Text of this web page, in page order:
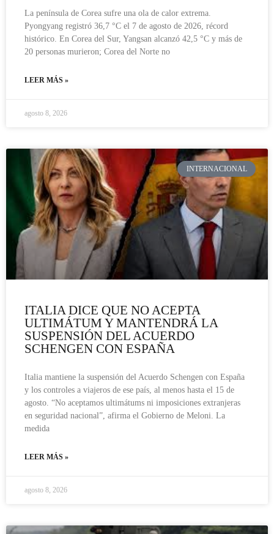
La península de Corea sufre una ola de calor extrema.
Pyongyang registró 36,7 °C el 7 de agosto de 2026, récord
histórico. En Corea del Sur, Yangsan alcanzó 42,5 °C y más de
20 personas murieron; Corea del Norte no
LEER MÁS »
agosto 8, 2026
INTERNACIONAL
ITALIA DICE QUE NO ACEPTA
ULTIMÁTUM Y MANTENDRÁ LA
SUSPENSIÓN DEL ACUERDO
SCHENGEN CON ESPAÑA
Italia mantiene la suspensión del Acuerdo Schengen con España
y los controles a viajeros de ese país, al menos hasta el 15 de
agosto. “No aceptamos ultimátums ni imposiciones extranjeras
en seguridad nacional”, afirma el Gobierno de Meloni. La
medida
LEER MÁS »
agosto 8, 2026